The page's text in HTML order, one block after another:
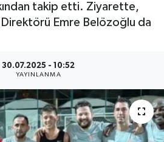
takip etti. Ziyarette,
Emre Belözoğlu da
30.07.2025 - 10:52
YAYINLANMA